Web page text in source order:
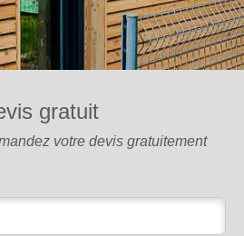
gratuit
votre devis gratuitement